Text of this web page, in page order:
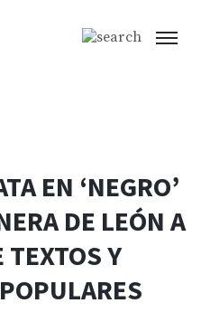
EN ‘NEGRO’
DE LEÓN A
TEXTOS Y